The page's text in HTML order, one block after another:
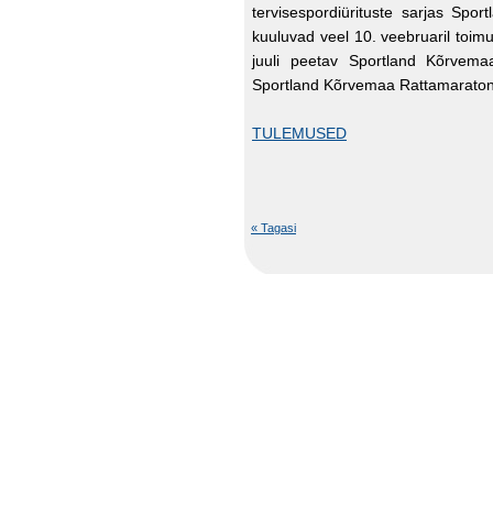
tervisespordiürituste sarjas
kuuluvad veel 10. veebruaril
juuli peetav Sportland
Sportland Kõrvemaa
TULEMUSED
« Tagasi